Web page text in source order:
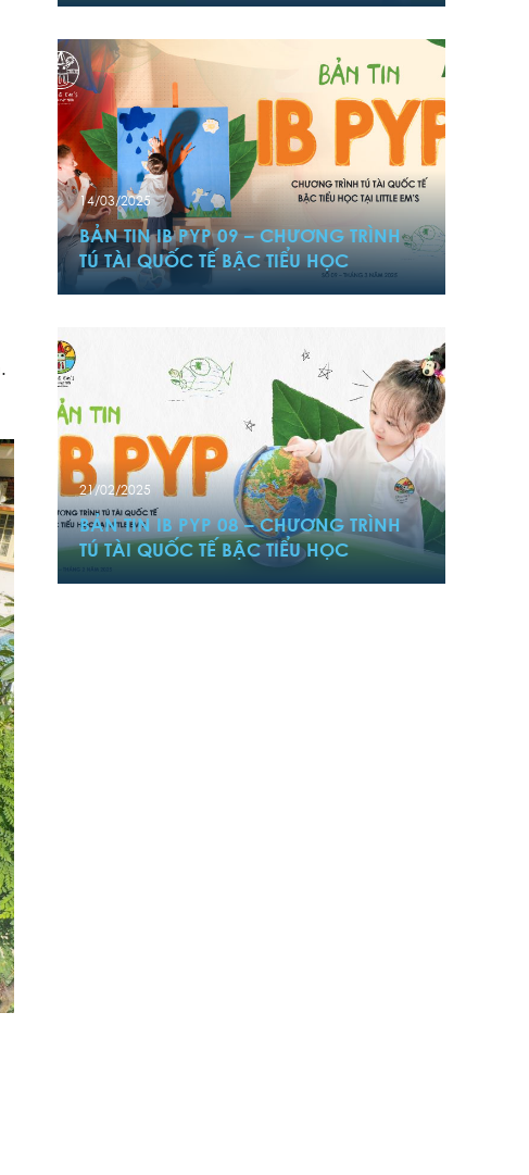
BẢN TIN IB PYP 09 – CHƯƠNG TRÌNH
TÚ TÀI QUỐC TẾ BẬC TIỂU HỌC
14/03/2025
BẢN TIN IB PYP 08 – CHƯƠNG TRÌNH
TÚ TÀI QUỐC TẾ BẬC TIỂU HỌC
21/02/2025